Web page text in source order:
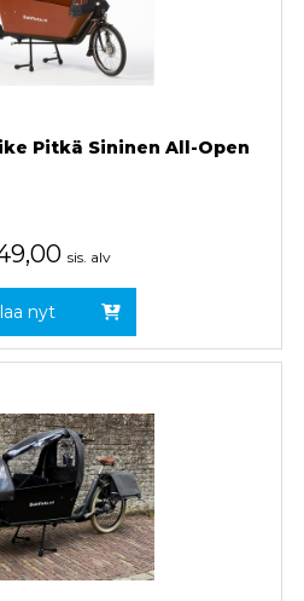
Pitkä Sininen All-Open
sis. alv
nyt